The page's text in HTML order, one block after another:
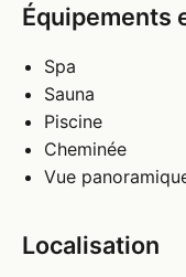
Équipements
Spa
Sauna
Piscine
Cheminée
Vue
Localisation